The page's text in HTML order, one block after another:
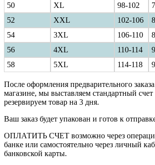
50
XL 98-102
52
XXL 102-106
54
3XL 106-110
56
4XL 110-114
58
5XL 114-118
После оформления предварительного
магазине, мы выставляем стандартный счет
резервируем товар на 3 дня.
Ваш заказ будет упакован и готов к
ОПЛАТИТЬ СЧЕТ возможно через
банке или самостоятельно через личный
банковской карты.